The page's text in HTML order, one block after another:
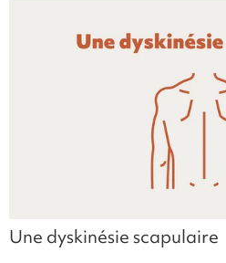
Une dyskinésie scapulaire